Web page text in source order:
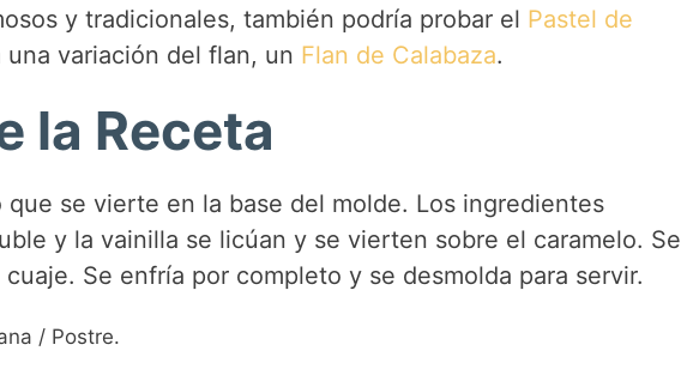
o
y tradicionales, también podría probar el Pastel de
una variación del flan, un Flan de Calabaza.
la Receta
que se vierte en la base del molde. Los ingredientes
y la vainilla se licúan y se vierten sobre el caramelo. Se
Se enfría por completo y se desmolda para servir.
/ Postre.